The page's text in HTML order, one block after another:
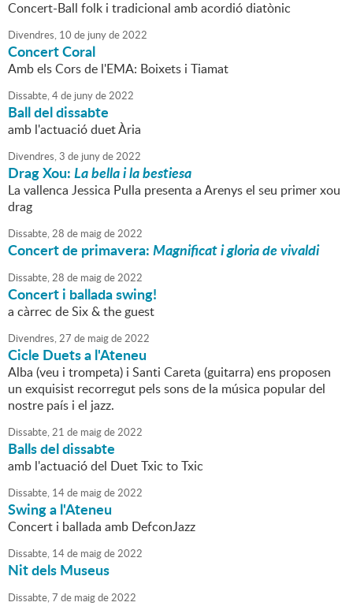
Concert-Ball folk i tradicional amb acordió diatònic
Divendres, 10 de junyde2022
Concert Coral
Amb els Cors de l'EMA: Boixets i Tiamat
Dissabte,4de junyde2022
Ball del dissabte
amb l'actuació duet Ària
Divendres,3 de junyde2022
Drag Xou:La bella i la bestiesa
La vallenca Jessica Pulla presenta a Arenys el seu primer xou
drag
Dissabte,28 de maigde2022
Concert de primavera:Magnificat i gloria de vivaldi
Dissabte,28 de maigde2022
Concert i ballada swing!
a càrrec de Six & the guest
Divendres,27 de maigde2022
Cicle Duets a l'Ateneu
Alba (veu i trompeta) i Santi Careta (guitarra) ens proposen
un exquisist recorregut pels sons de la música popular del
nostre país i el jazz.
Dissabte,21 de maigde2022
Balls del dissabte
amb l'actuació del Duet Txic to Txic
Dissabte, 14de maigde2022
Swing a l'Ateneu
Concert i ballada amb DefconJazz
Dissabte, 14de maigde2022
Nit dels Museus
Dissabte,7 de maigde2022